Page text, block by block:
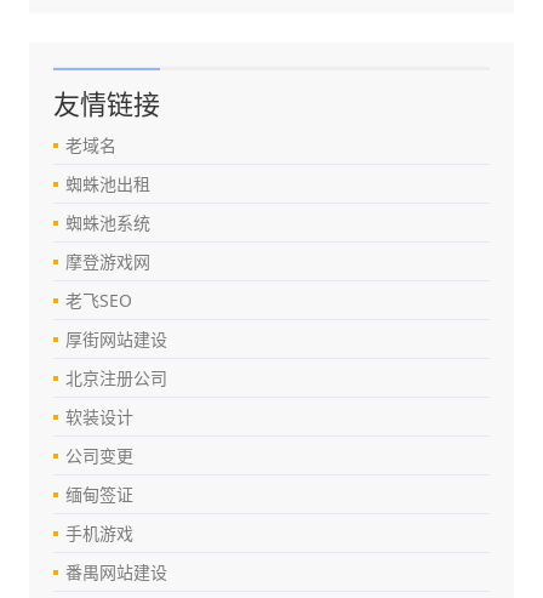
友情链接
老域名
蜘蛛池出租
蜘蛛池系统
摩登游戏网
老飞SEO
厚街网站建设
北京注册公司
软装设计
公司变更
缅甸签证
手机游戏
番禺网站建设